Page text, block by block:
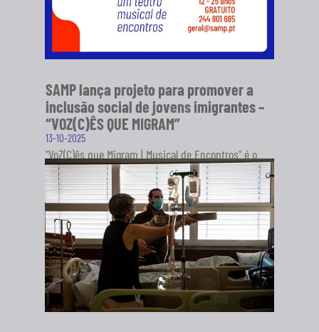
SAMP lança projeto para promover a
inclusão social de jovens imigrantes –
“VOZ(C)ÊS QUE MIGRAM”
13-10-2025
"VoZ(C)ês que Migram | Musical de Encontros" é o
novo projeto da Sociedade Artística Musical dos
Pousos (SAMP), em...
SABER MAIS